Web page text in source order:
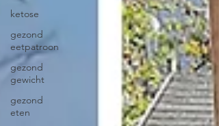
ketose
gezond
eetpatroon
gezond
gewicht
gezond
eten